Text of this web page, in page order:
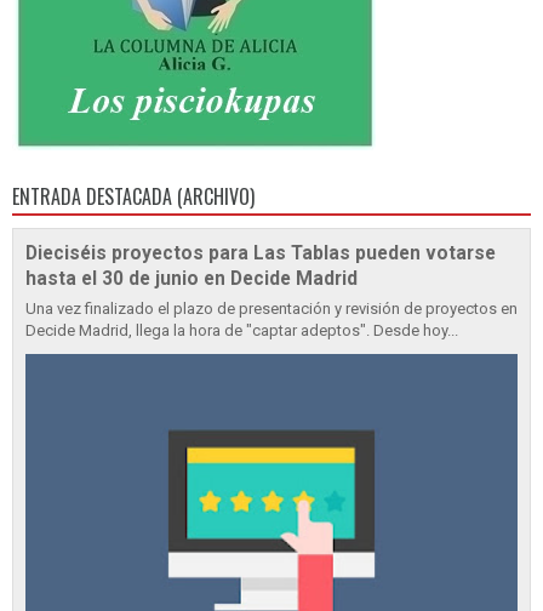
ENTRADA DESTACADA (ARCHIVO)
Dieciséis proyectos para Las Tablas pueden votarse
hasta el 30 de junio en Decide Madrid
Una vez finalizado el plazo de presentación y revisión de proyectos en
Decide Madrid, llega la hora de "captar adeptos". Desde hoy...